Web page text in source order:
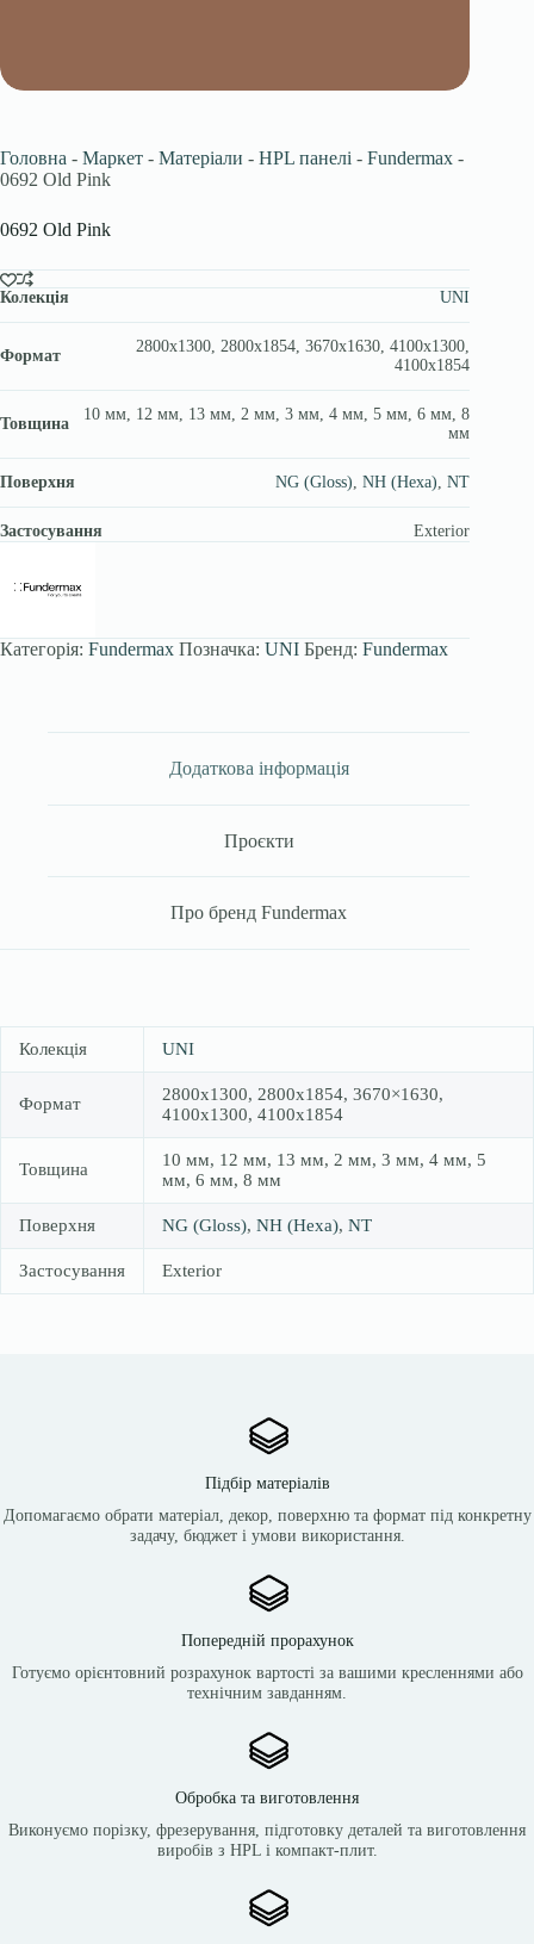
Головна - Маркет - Матеріали - HPL панелі - Fundermax -
0692 Old Pink
0692 Old Pink
Колекція UNI
Формат
2800х1300, 2800х1854, 3670x1630, 4100х1300,
4100х1854
Товщина
10 мм, 12 мм, 13 мм, 2 мм, 3 мм, 4 мм, 5 мм, 6 мм, 8
мм
Поверхня NG (Gloss),NH (Hexa),NT
Застосування Exterior
Категорія: Fundermax Позначка: UNI Бренд: Fundermax
Додаткова інформація
Проєкти
Про бренд Fundermax
Колекція UNI
Формат
2800х1300, 2800х1854, 3670×1630,
4100х1300, 4100х1854
Товщина
10 мм, 12 мм, 13 мм, 2 мм, 3 мм, 4 мм, 5
мм, 6 мм, 8 мм
Поверхня NG (Gloss), NH (Hexa), NT
Застосування Exterior
Підбір матеріалів
Допомагаємо обрати матеріал, декор, поверхню та формат під конкретну
задачу, бюджет і умови використання.
Попередній прорахунок
Готуємо орієнтовний розрахунок вартості за вашими кресленнями або
технічним завданням.
Обробка та виготовлення
Виконуємо порізку, фрезерування, підготовку деталей та виготовлення
виробів з HPL і компакт-плит.